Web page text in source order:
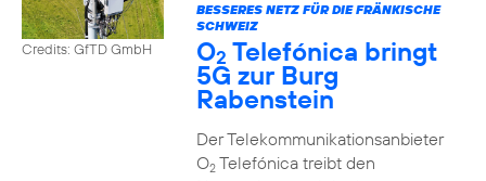
Credits: GfTD GmbH
BESSERES NETZ FÜR DIE FRÄNKISCHE
SCHWEIZ
O2 Telefónica bringt
5G zur Burg
Rabenstein
Der Telekommunikationsanbieter
O2Telefónica treibt den